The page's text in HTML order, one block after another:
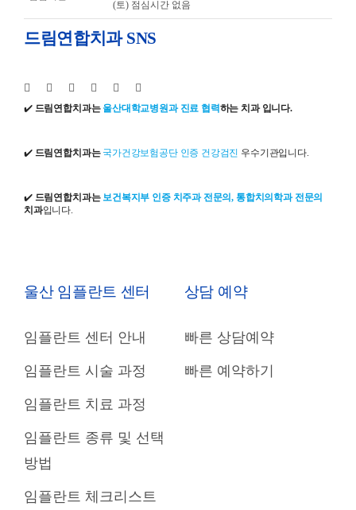
(토) 점심시간 없음
드림연합치과 SNS
✔️ 드림연합치과는 울산대학교병원과 진료 협력하는 치과 입니다.
✔️ 드림연합치과는 국가건강보험공단 인증 건강검진 우수기관입니다.
✔️ 드림연합치과는보건복지부 인증 치주과 전문의, 통합치의학과 전문의
치과입니다.
울산 임플란트 센터
임플란트 센터 안내
임플란트 시술 과정
임플란트 치료 과정
임플란트 종류 및 선택
방법
임플란트 체크리스트
상담 예약
빠른 상담예약
빠른 예약하기